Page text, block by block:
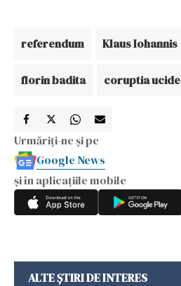
referendum Klaus Iohannis
florin badita coruptia ucide
Urmăriți-ne și pe
Google News
și în aplicațiile mobile
ALTE ȘTIRI DE INTERES